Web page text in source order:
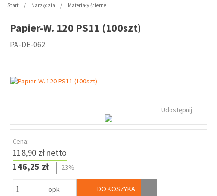
Start Narzędzia Materiały ścierne
Papier-W. 120 PS11 (100szt)
PA-DE-062
Udostępnij
Cena:
118,90 zł netto
146,25 zł
23%
opk DO KOSZYKA